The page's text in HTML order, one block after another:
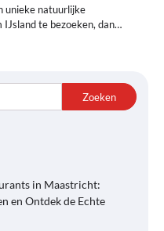
unieke natuurlijke
IJsland te bezoeken, dan…
Zoeken
in Maastricht:
en Ontdek de Echte